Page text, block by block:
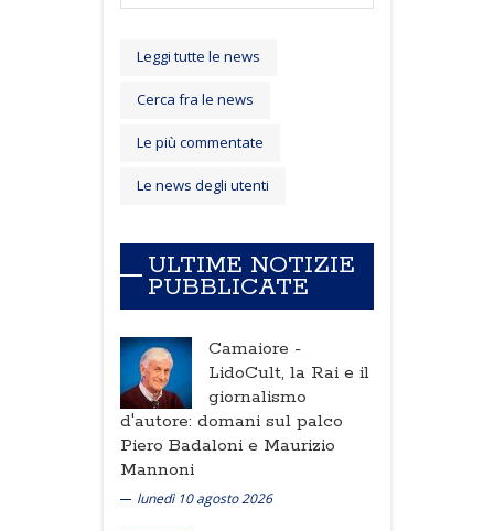
Leggi tutte le news
Cerca fra le news
Le più commentate
Le news degli utenti
ULTIME NOTIZIE
PUBBLICATE
Camaiore -
LidoCult, la Rai e il
giornalismo
d'autore: domani sul palco
Piero Badaloni e Maurizio
Mannoni
lunedì 10 agosto 2026